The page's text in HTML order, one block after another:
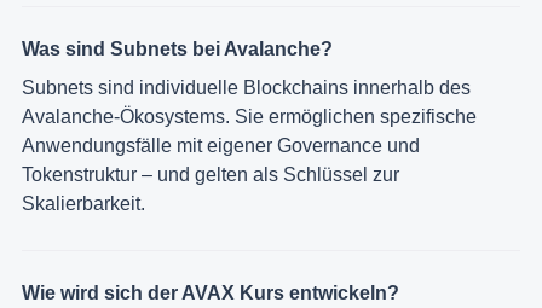
Was sind Subnets bei Avalanche?
Subnets sind individuelle Blockchains innerhalb des
Avalanche-Ökosystems. Sie ermöglichen spezifische
Anwendungsfälle mit eigener Governance und
Tokenstruktur – und gelten als Schlüssel zur
Skalierbarkeit.
Wie wird sich der AVAX Kurs entwickeln?